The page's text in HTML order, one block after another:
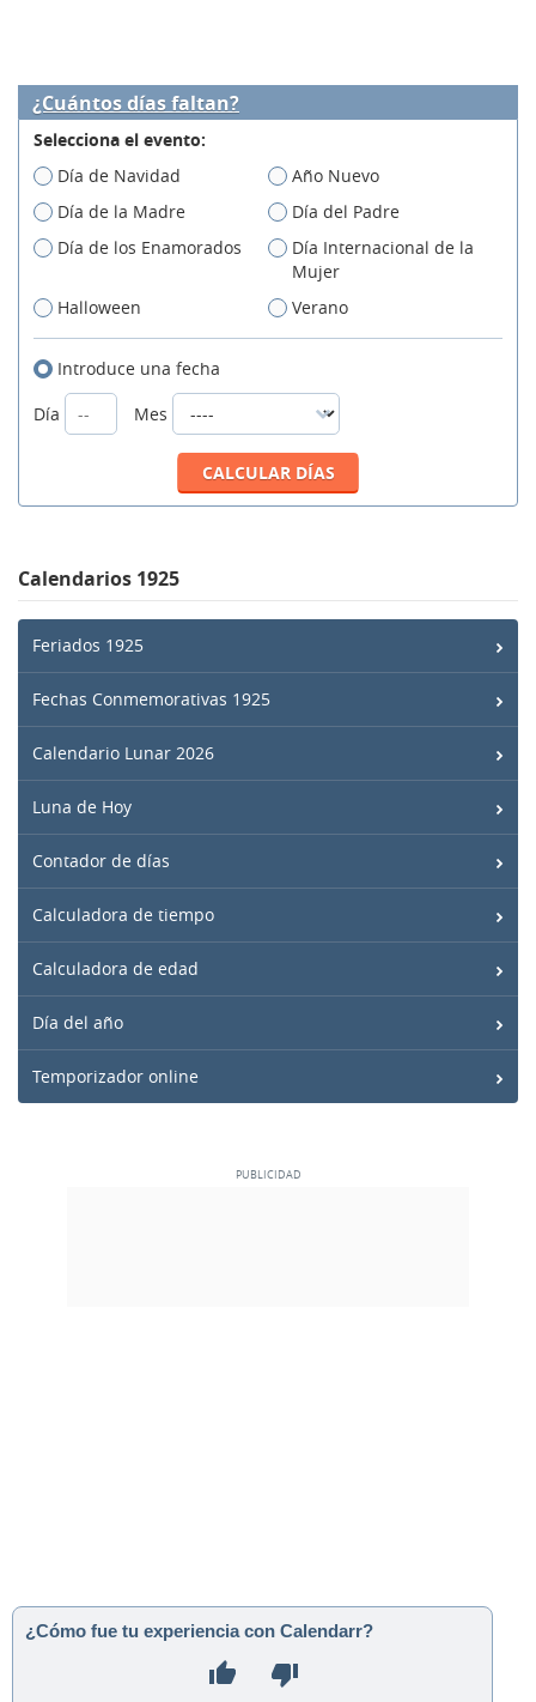
¿Cuántos días faltan?
Selecciona el evento:
Día de Navidad
Año Nuevo
Día de la Madre
Día del Padre
Día de los Enamorados
Día Internacional de la
Mujer
Halloween
Verano
Introduce una fecha
Día
Mes
Calendarios 1925
Feriados 1925
Fechas Conmemorativas 1925
Calendario Lunar 2026
Luna de Hoy
Contador de días
Calculadora de tiempo
Calculadora de edad
Día del año
Temporizador online
¿Cómo fue tu experiencia con Calendarr?